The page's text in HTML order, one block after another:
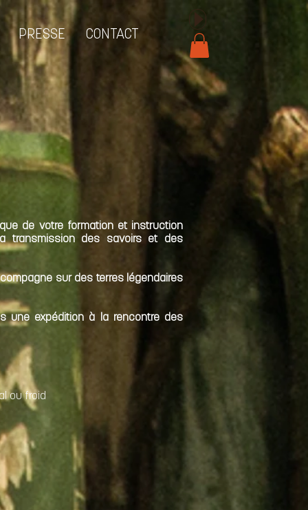
PRESSE CONTACT
de votre formation et instruction
transmission des savoirs et des
sur des terres légendaires
une expédition à la rencontre des
ou froid